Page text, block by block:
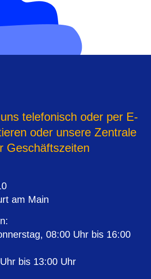
telefonisch oder per E-
oder unsere Zentrale
Geschäftszeiten
am Main
:
08:00 Uhr bis 16:00
bis 13:00 Uhr